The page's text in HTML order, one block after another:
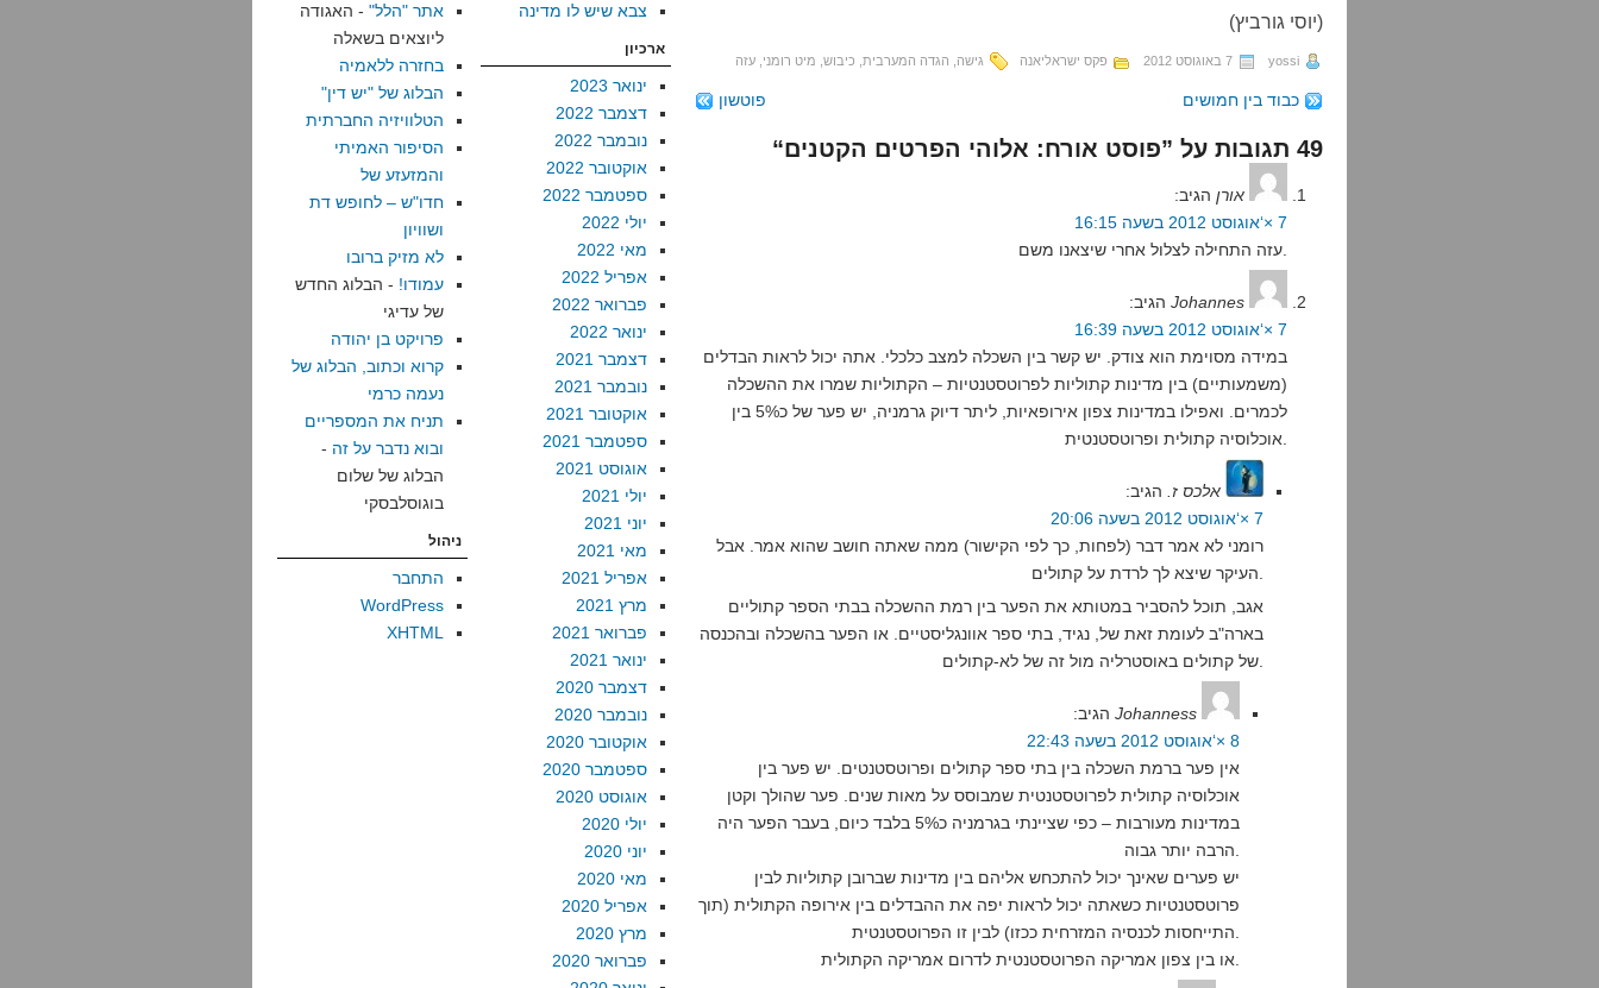
(יוסי גורביץ)
yossi 7 באוגוסט 2012 פקס ישראליאנה גישה הגדה המערבית כיבוש מיט רומני עזה
כבוד בין חמושים פוטשון
49 תגובות על ”פוסט אורח: אלוהי הפרטים הקטנים“
אורן הגיב:
7 ×‘אוגוסט 2012 בשעה 16:15
Johannes הגיב:
7 ×‘אוגוסט 2012 בשעה 16:39
במידה מסוימת הוא צודק. יש קשר בין השכלה למצב כלכלי. אתה יכול לראות הבדלים
(משמעותיים) בין מדינות קתוליות לפרוטסטנטיות – הקתוליות שמרו את ההשכלה
לכמרים. ואפילו במדינות צפון אירופאיות, ליתר דיוק גרמניה, יש פער של כ5% בין
אלכס ז.
הגיב:
7 ×‘אוגוסט 2012 בשעה 20:06
רומני לא אמר דבר (לפחות, כך לפי הקישור) ממה שאתה חושב שהוא אמר. אבל
אגב, תוכל להסביר במטותא את הפער בין רמת ההשכלה בבתי הספר קתוליים
בארה"ב לעומת זאת של, נגיד, בתי ספר אוונגליסטיים. או הפער בהשכלה ובהכנסה
Johanness הגיב:
8 ×‘אוגוסט 2012 בשעה 22:43
אין פער ברמת השכלה בין בתי ספר קתולים ופרוטסטנטים. יש פער בין
אוכלוסיה קתולית לפרוטסטנטית שמבוסס על מאות שנים. פער שהולך וקטן
במדינות מעורבות – כפי שציינתי בגרמניה כ5% בלבד כיום, בעבר הפער היה
יש פערים שאינך יכול להתכחש אליהם בין מדינות שברובן קתוליות לבין
פרוטסטנטיות כשאתה יכול לראות יפה את ההבדלים בין אירופה הקתולית (תוך
צבא שיש לו מדינה
ארכיון
ינואר 2023
דצמבר 2022
נובמבר 2022
אוקטובר 2022
ספטמבר 2022
יולי 2022
מאי 2022
אפריל 2022
פברואר 2022
ינואר 2022
דצמבר 2021
נובמבר 2021
אוקטובר 2021
ספטמבר 2021
אוגוסט 2021
יולי 2021
יוני 2021
מאי 2021
אפריל 2021
מרץ 2021
פברואר 2021
ינואר 2021
דצמבר 2020
נובמבר 2020
אוקטובר 2020
ספטמבר 2020
אוגוסט 2020
יולי 2020
יוני 2020
מאי 2020
אפריל 2020
מרץ 2020
פברואר 2020
אתר "הלל" - האגודה
ליוצאים בשאלה
בחזרה ללאמיה
הבלוג של "יש דין"
הטלוויזיה החברתית
הסיפור האמיתי
והמזעזע של
חדו"ש – לחופש דת
ושוויון
לא מזיק ברובו
עמודו! - הבלוג החדש
של עדיגי
פרויקט בן יהודה
קרוא וכתוב, הבלוג של
נעמה כרמי
תניח את המספריים
ובוא נדבר על זה -
הבלוג של שלום
בוגוסלבסקי
ניהול
התחבר
WordPress
XHTML